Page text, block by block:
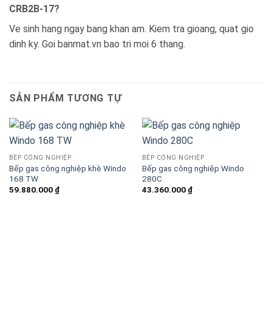
CRB2B-17?
Ve sinh hang ngay bang khan am. Kiem tra gioang, quat gio
dinh ky. Goi banmat.vn bao tri moi 6 thang.
SẢN PHẨM TƯƠNG TỰ
BẾP CÔNG NGHIỆP
Bếp gas công nghiệp khè Windo
168 TW
59.880.000 ₫
BẾP CÔNG NGHIỆP
Bếp gas công nghiệp Windo
280C
43.360.000 ₫